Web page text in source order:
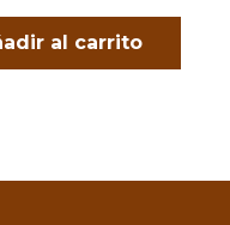
al carrito